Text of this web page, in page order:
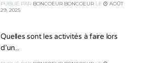
PUBLIÉ PAR BONCOEUR BONCOEUR LE
AOÛT
29, 2025
Quelles sont les activités à faire lors
d’un...